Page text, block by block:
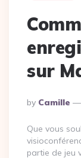
sur
Posted
By
By Camille
Que vous
partie de jeu